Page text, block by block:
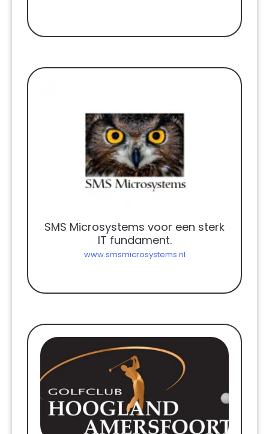
SMS Microsystems voor een sterk
IT fundament.
www.smsmicrosystems.nl